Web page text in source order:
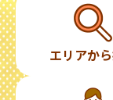
エリアか